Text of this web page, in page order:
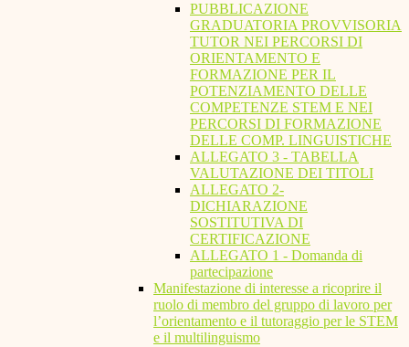
PUBBLICAZIONE
GRADUATORIA PROVVISORIA
TUTOR NEI PERCORSI DI
ORIENTAMENTO E
FORMAZIONE PER IL
POTENZIAMENTO DELLE
COMPETENZE STEM E NEI
PERCORSI DI FORMAZIONE
DELLE COMP. LINGUISTICHE
ALLEGATO 3 - TABELLA
VALUTAZIONE DEI TITOLI
ALLEGATO 2-
DICHIARAZIONE
SOSTITUTIVA DI
CERTIFICAZIONE
ALLEGATO 1 - Domanda di
partecipazione
Manifestazione di interesse a ricoprire il
ruolo di membro del gruppo di lavoro per
l’orientamento e il tutoraggio per le STEM
e il multilinguismo